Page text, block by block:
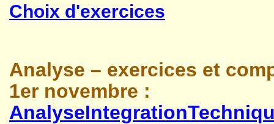
Choix d'exercices
Analyse – exercices et
1er novembre :